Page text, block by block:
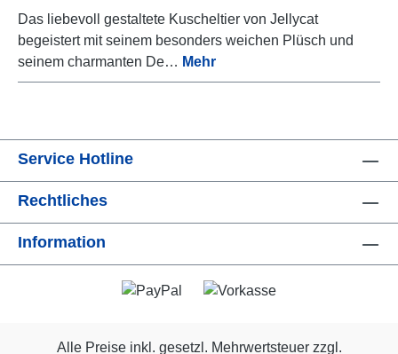
Das liebevoll gestaltete Kuscheltier von Jellycat
begeistert mit seinem besonders weichen Plüsch und
seinem charmanten De… Mehr
Service Hotline
Rechtliches
Information
Alle Preise inkl. gesetzl. Mehrwertsteuer zzgl.